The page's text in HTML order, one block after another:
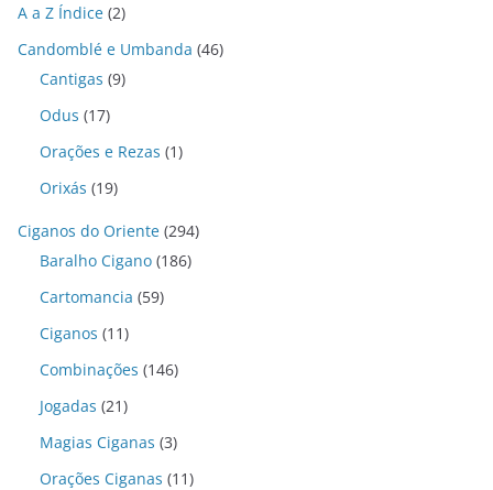
A a Z Índice (2)
Candomblé e Umbanda (46)
Cantigas (9)
Odus (17)
Orações e Rezas (1)
Orixás (19)
Ciganos do Oriente (294)
Baralho Cigano (186)
Cartomancia (59)
Ciganos (11)
Combinações (146)
Jogadas (21)
Magias Ciganas (3)
Orações Ciganas (11)